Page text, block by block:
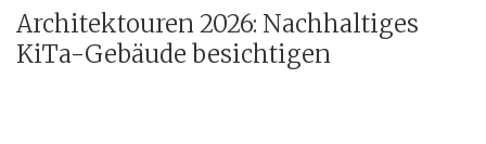
Architektouren 2026: Nachhaltiges
KiTa-Gebäude besichtigen